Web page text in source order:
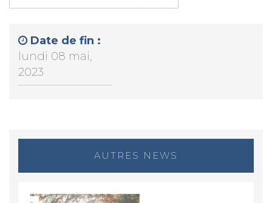
Date de fin :
lundi 08 mai,
2023
AUTRES NEWS